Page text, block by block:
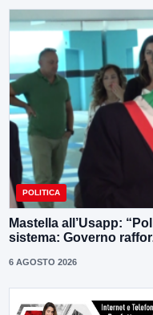
POLITICA
Mastella all’Usapp:
sistema: Governo
6 AGOSTO 2026